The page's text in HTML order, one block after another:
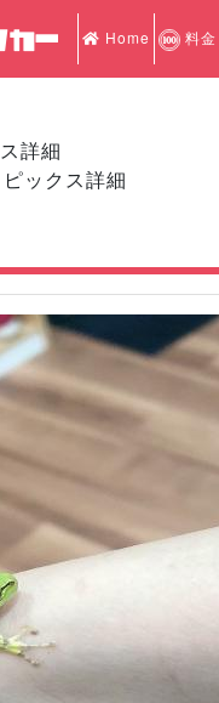
Home 料金
詳細
ックス詳細